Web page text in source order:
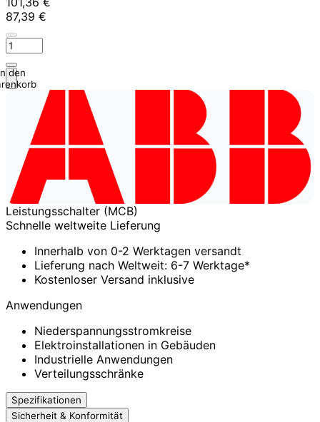
87,39 €
den
Leistungsschalter (MCB)
Schnelle weltweite Lieferung
Innerhalb von 0-2 Werktagen versandt
Lieferung nach Weltweit: 6-7 Werktage*
Kostenloser Versand inklusive
Anwendungen
Niederspannungsstromkreise
Elektroinstallationen in Gebäuden
Industrielle Anwendungen
Verteilungsschränke
Spezifikationen
Sicherheit & Konformität